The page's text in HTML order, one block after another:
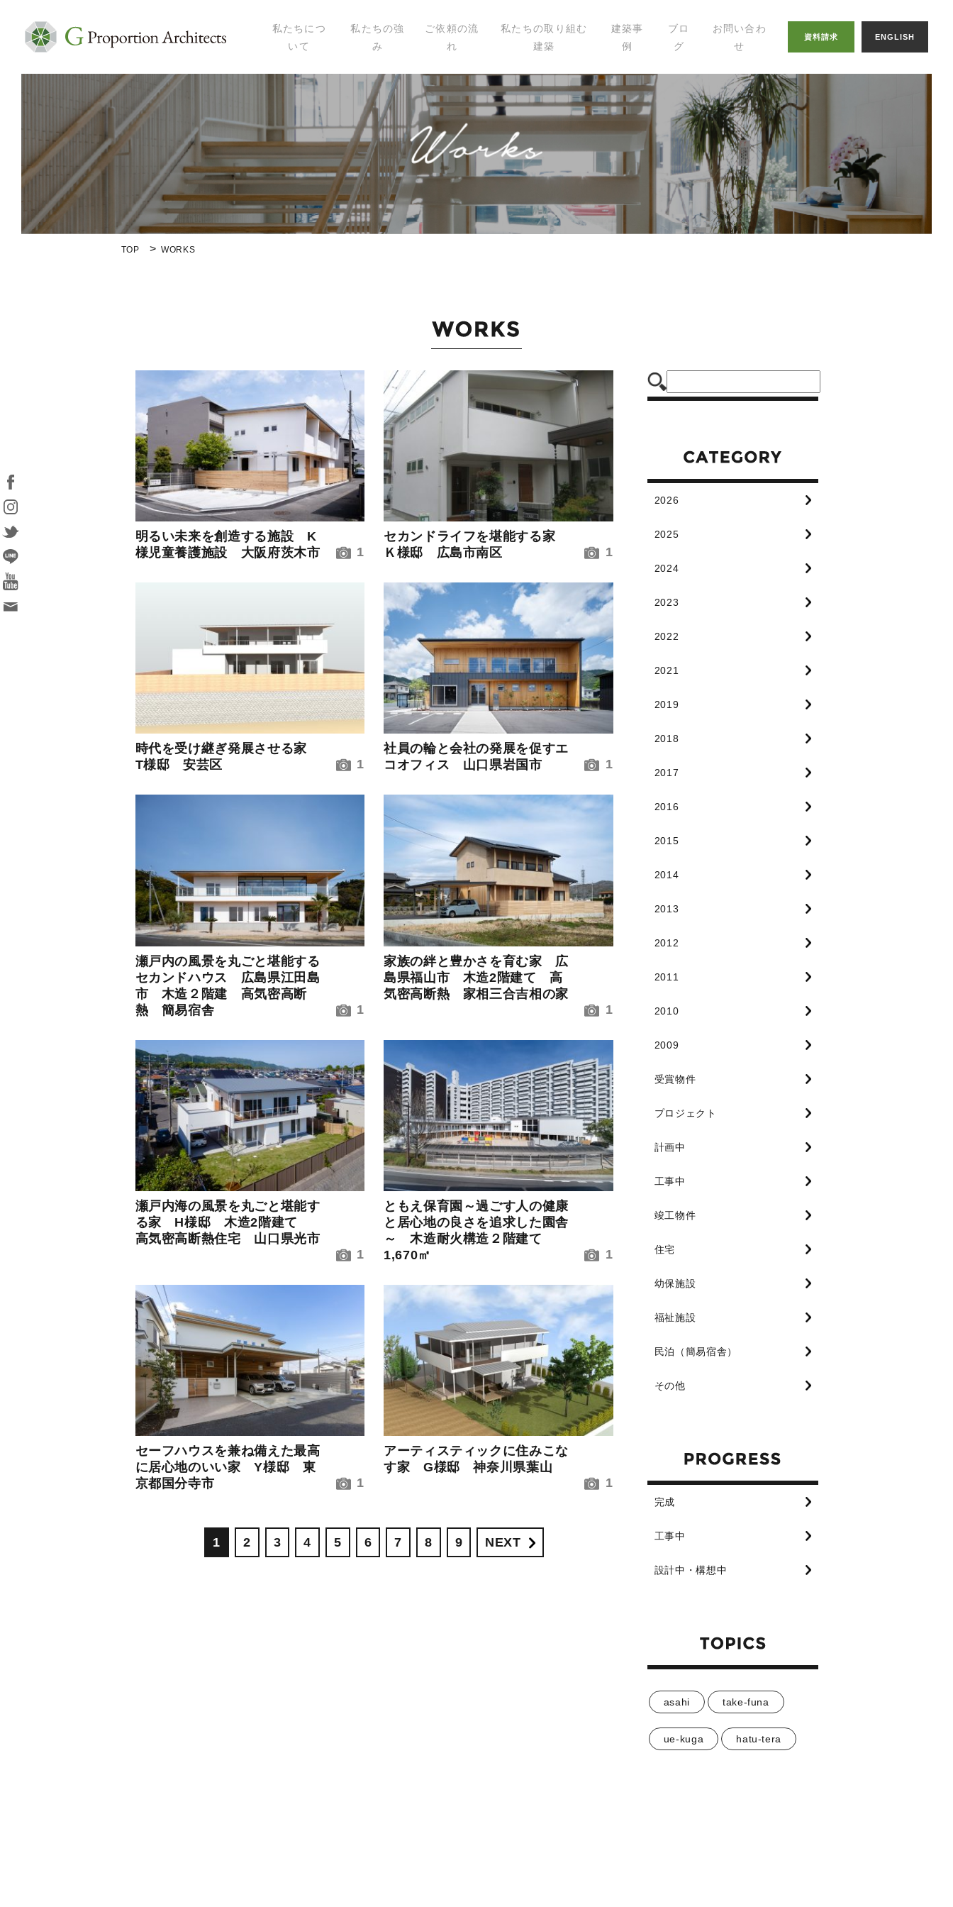
私たちにつ
いて
私たちについて
代表プロフィール
セミナー・講演
会社概要
私たちの強
み
ご依頼の流
れ
私たちの取り組む
建築
建築事
例
ブロ
グ
幸せの家づくりの
八納ブログ
スタッフグログ
お問い合わ
せ
資料請求 ENGLISH
TOP WORKS
明るい未来を創造する施設 K
様児童養護施設 大阪府茨木市
1
セカンドライフを堪能する家
Ｋ様邸 広島市南区
1
時代を受け継ぎ発展させる家
T様邸 安芸区
1
社員の輪と会社の発展を促すエ
コオフィス 山口県岩国市
1
瀬戸内の風景を丸ごと堪能する
セカンドハウス 広島県江田島
市 木造２階建 高気密高断
熱 簡易宿舎
1
家族の絆と豊かさを育む家 広
島県福山市 木造2階建て 高
気密高断熱 家相三合吉相の家
1
瀬戸内海の風景を丸ごと堪能す
る家 H様邸 木造2階建て
高気密高断熱住宅 山口県光市
1
ともえ保育園～過ごす人の健康
と居心地の良さを追求した園舎
～ 木造耐火構造２階建て
1,670㎡
1
セーフハウスを兼ね備えた最高
に居心地のいい家 Y様邸 東
京都国分寺市
1
アーティスティックに住みこな
す家 G様邸 神奈川県葉山
1
1 2 3 4 5 6 7 8 9 NEXT
2026
2025
2024
2023
2022
2021
2019
2018
2017
2016
2015
2014
2013
2012
2011
2010
2009
受賞物件
プロジェクト
計画中
工事中
竣工物件
住宅
幼保施設
福祉施設
民泊（簡易宿舎）
その他
完成
工事中
設計中・構想中
asahi take-funa
ue-kuga hatu-tera